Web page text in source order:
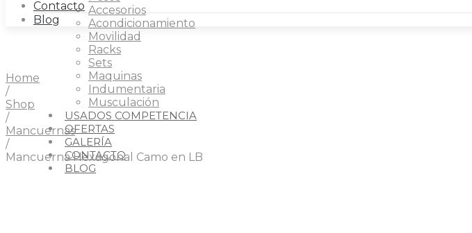
Accesorios
Acondicionamiento
Movilidad
Racks
Sets
Maquinas
Indumentaria
Musculación
USADOS COMPETENCIA
OFERTAS
GALERÍA
CONTACTO
BLOG
Contacto
Blog
Home
/
Shop
/
Mancuernas
/
Mancuerna Hexagonal Camo en LB